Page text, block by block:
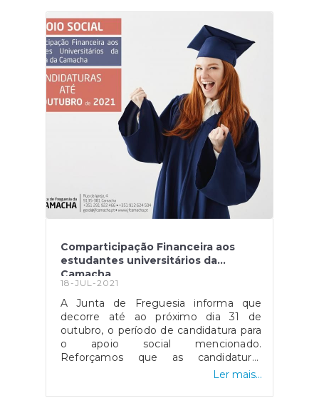
Comparticipação Financeira aos
estudantes universitários da
Camacha
18-JUL-2021
A Junta de Freguesia informa que
decorre até ao próximo dia 31 de
outubro, o período de candidatura para
o apoio social mencionado.
Reforçamos que as candidaturas
deverão ser entregues,
administrativos da Junta de Freguesia,
Ler mais...